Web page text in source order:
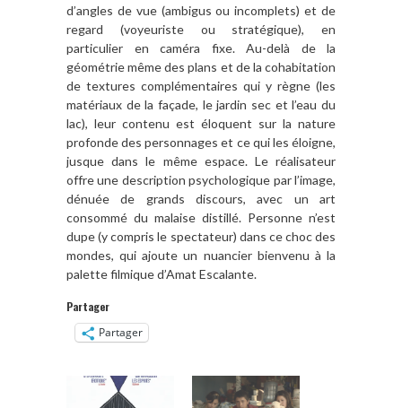
d’angles de vue (ambigus ou incomplets) et de
regard (voyeuriste ou stratégique), en
particulier en caméra fixe. Au-delà de la
géométrie même des plans et de la cohabitation
de textures complémentaires qui y règne (les
matériaux de la façade, le jardin sec et l’eau du
lac), leur contenu est éloquent sur la nature
profonde des personnages et ce qui les éloigne,
jusque dans le même espace. Le réalisateur
offre une description psychologique par l’image,
dénuée de grands discours, avec un art
consommé du malaise distillé. Personne n’est
dupe (y compris le spectateur) dans ce choc des
mondes, qui ajoute un nuancier bienvenu à la
palette filmique d’Amat Escalante.
Partager
Partager